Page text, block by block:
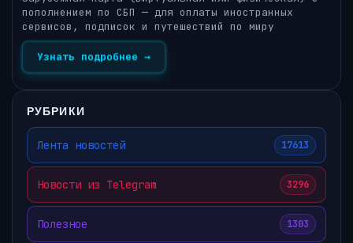
пополнением по СБП — для оплаты иностранных
сервисов, подписок и путешествий по миру
Узнать подробнее →
РУБРИКИ
Лента новостей 17613
Новости из Telegram 3296
Полезное 1303